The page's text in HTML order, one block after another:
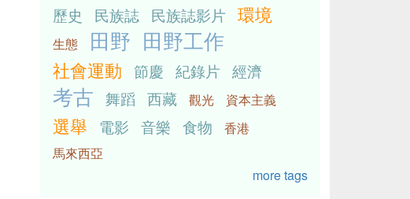
歷史 民族誌 民族誌影片 環境
生態 田野 田野工作
社會運動 節慶 紀錄片 經濟
考古 舞蹈 西藏 觀光 資本主義
選舉 電影 音樂 食物
香港
馬來西亞
more tags